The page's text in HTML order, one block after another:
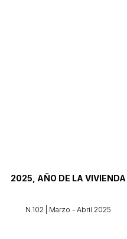
2025, AÑO DE LA VIVIENDA
N.102 | Marzo - Abril 2025